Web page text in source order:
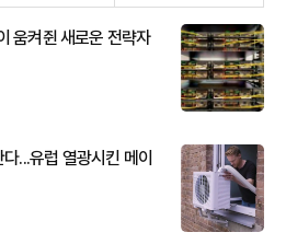
움켜쥔 새로운 전략자
...유럽 열광시킨 메이